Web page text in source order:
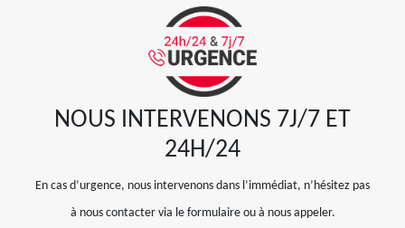
NOUS INTERVENONS 7J/7 ET
24H/24
En cas d’urgence, nous intervenons dans l’immédiat, n’hésitez pas
à nous contacter via le formulaire ou à nous appeler.